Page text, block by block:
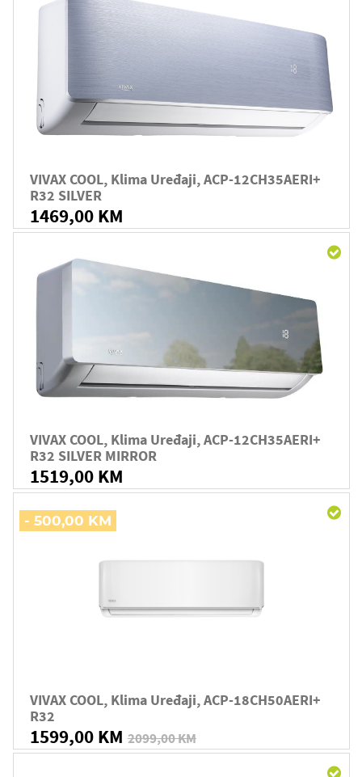
VIVAX COOL, Klima Uređaji, ACP-12CH35AERI+
R32 SILVER
1469,00 KM
VIVAX COOL, Klima Uređaji, ACP-12CH35AERI+
R32 SILVER MIRROR
1519,00 KM
- 500,00 KM
VIVAX COOL, Klima Uređaji, ACP-18CH50AERI+
R32
1599,00 KM 2099,00 KM